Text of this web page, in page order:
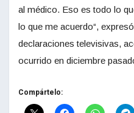
al médico. Eso es todo lo
lo que me acuerdo“,
declaraciones televisivas,
ocurrido en diciembre
Compártelo: